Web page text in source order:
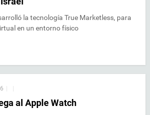
la tecnología True Marketless, para
en un entorno físico
al Apple Watch